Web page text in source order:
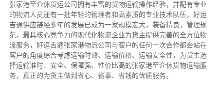
张家港至介休货运公司拥有丰富的货物运输操作经验，并配有专业
的物流人员还有一批年轻的管理者和高素质的专业技术队伍，好运
吉通供应链经多年的发展已成为一家规模宏大，装备精良，管理规
范，最具核心竞争力的现代化物流企业为货主提供完善的全方位物
流服务，好运吉通张家港物流公司与客户的任何一次合作都会站在
客户的角度综合考虑运输时效、运输价格、运输安全性，为货主选
择运输准时、安全、保障强、性价比高的张家港至介休货物运输服
务，真正的为货主做到省心、省事、省钱的优质服务。